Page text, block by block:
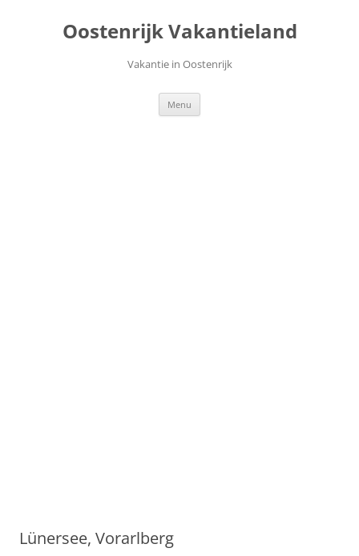
Oostenrijk Vakantieland
Vakantie in Oostenrijk
Menu
Lünersee, Vorarlberg